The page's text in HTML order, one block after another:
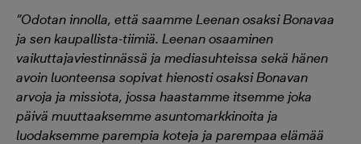
”Odotan innolla, että saamme Leenan osaksi Bonavaa
ja sen kaupallista-tiimiä. Leenan osaaminen
vaikuttajaviestinnässä ja mediasuhteissa sekä hänen
avoin luonteensa sopivat hienosti osaksi Bonavan
arvoja ja missiota, jossa haastamme itsemme joka
päivä muuttaaksemme asuntomarkkinoita ja
luodaksemme parempia koteja ja parempaa elämää